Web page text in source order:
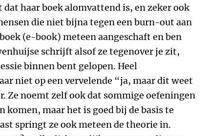
haar boek alomvattend is, en zeker ook
die niet bijna tegen een burn-out aan
(e-book) meteen aangeschaft en ben
schrijft alsof ze tegenover je zit,
binnen bent gelopen. Heel
niet op een vervelende “ja, maar dit weet
Ze noemt zelf ook dat sommige oefeningen
komen, maar het is goed bij de basis te
springt ze ook meteen de theorie in.